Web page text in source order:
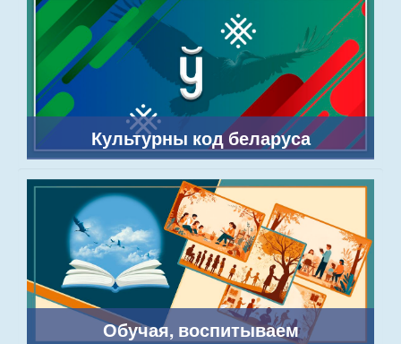
Культурны код беларуса
Обучая, воспитываем